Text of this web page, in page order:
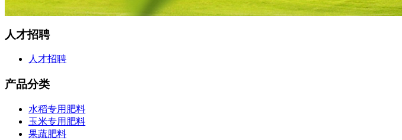
人才招聘
人才招聘
产品分类
水稻专用肥料
玉米专用肥料
果蔬肥料